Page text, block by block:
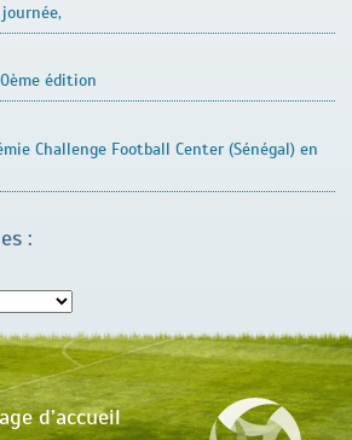
édition
Challenge Football Center (Sénégal) en
:
d’accueil